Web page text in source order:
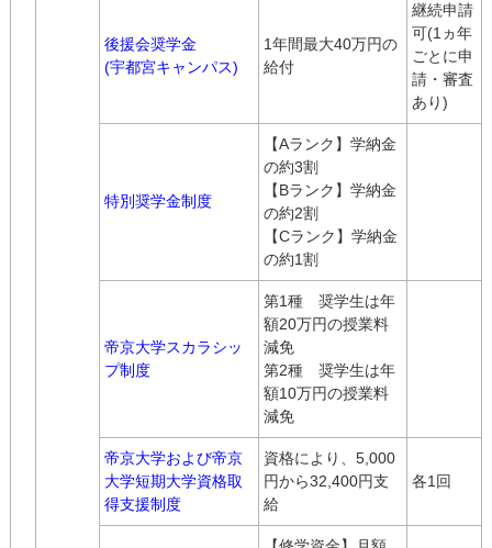
後援会奨学金
(宇都宮キャンパス)
1年間最大40万円の
給付
継続申請
可(1ヵ年
ごとに申
請・審査
あり)
特別奨学金制度
【Aランク】学納金
の約3割
【Bランク】学納金
の約2割
【Cランク】学納金
の約1割
帝京大学スカラシッ
プ制度
第1種 奨学生は年
額20万円の授業料
減免
第2種 奨学生は年
額10万円の授業料
減免
帝京大学および帝京
大学短期大学資格取
得支援制度
資格により、5,000
円から32,400円支
給
各1回